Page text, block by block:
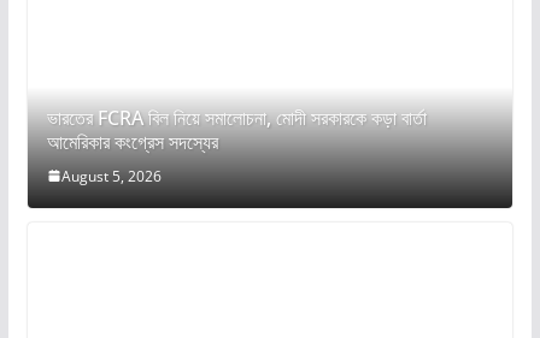
ভারতের FCRA বিল নিয়ে সমালোচনা, মোদী সরকারকে কড়া বার্তা
আমেরিকার কংগ্রেস সদস্যের
August 5, 2026